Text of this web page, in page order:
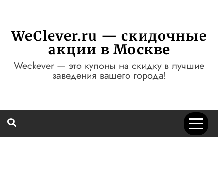
содержимому
WeClever.ru — скидочные
акции в Москве
Weckever — это купоны на скидку в лучшие
заведения вашего города!